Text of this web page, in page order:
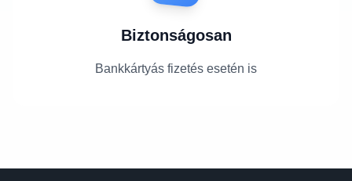
Biztonságosan
Bankkártyás fizetés esetén is